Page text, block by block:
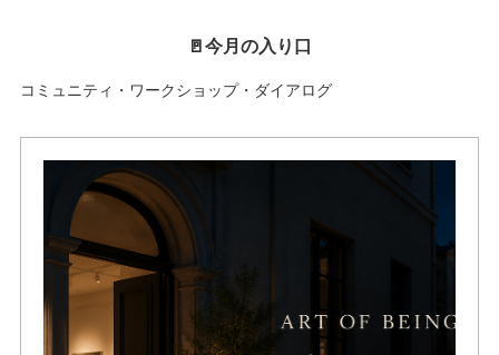
🚪今月の入り口
コミュニティ・ワークショップ・ダイアログ